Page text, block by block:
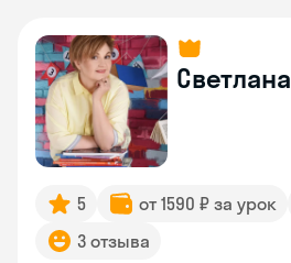
Светлана
5 от 1590 ₽ за урок
3 отзыва